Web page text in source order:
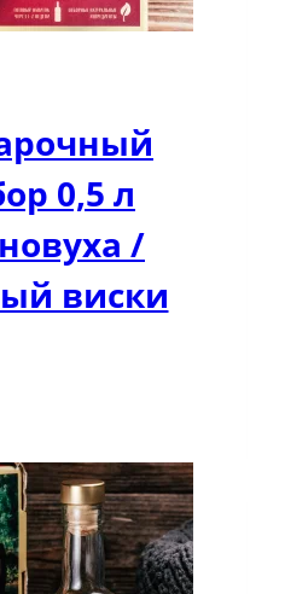
0,5 л
/
виски